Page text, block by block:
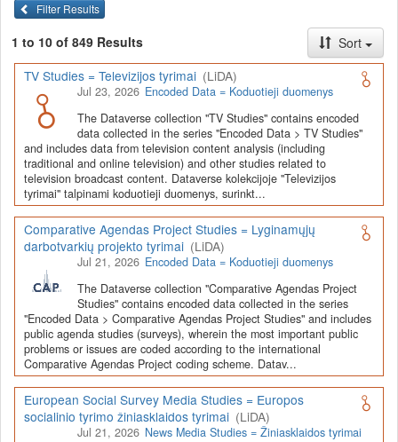
infrastruktūra, suteikianti prieigą prie daugiau nei 600 duomenų ir
tyrimų išteklių. Visi duomenų ir tyrimų ištekliai yra dokumentuoti
lietuvių ir anglų kalbomis pagal tarptautinius standartus. LiDA
įsikūręsKauno technologijos universiteto Duomenų analizės
ir archyvavimo (DAtA) centre( data.ktu.edu
Prieigai prie išteklių naudojama ši
visi ištekliai prieinami, nes 2020-2029 m. vykdomas perkėlimo iš
senosios infrastruktūros projektas). LiDA kuruoja įvairių tipų
išteklius ir jie publikuojami atskiruose kataloguose pagal tipą:
Apklausų duomenys ,Interviu duomenys,Agreguotieji duomenys
(įskaitant Istorinę statistiką),Tekstiniai duomenys
duomenys(įskaitant Žiniasklaidos tyrimus). Taip pat LiDA
talpinami didelių nacionalinių projektų duomenys (Didelių projektų
duomenys) ir Lietuvos aukštojo mokslo ir studijų bei Lietuvos
valstybės institucijų deponuoti socialinių ir humanitarinių mokslų
duomenų rinkiniai (Kitų institucijų duomenys). Norintiemsišmokti
šia talpykla, surasti ir parsisiųsti duomenis, siūlome
susipažinti suLiDA Dataverse talpyklos naudotojo vadovu.
Depozitoriai, kurie norėtų deponuoti savo duomenis į LiDA
Dataverse talpyklą, turėtų susipažinti su informacija
puslapyje.
Filter Results
1 to 10 of 849 Results
Sort
TV Studies = Televizijos tyrimai (LiDA)
Jul 23, 2026 Encoded Data = Koduotieji duomenys
The Dataverse collection "TV Studies" contains encoded
data collected in the series "Encoded Data > TV Studies"
and includes data from television content analysis (including
traditional and online television) and other studies related to
television broadcast content. Dataverse kolekcijoje "Televizijos
tyrimai" talpinami koduotieji duomenys, surinkt...
Comparative Agendas Project Studies = Lyginamųjų
darbotvarkių projekto tyrimai (LiDA)
Jul 21, 2026 Encoded Data = Koduotieji duomenys
The Dataverse collection "Comparative Agendas Project
Studies" contains encoded data collected in the series
"Encoded Data > Comparative Agendas Project Studies" and includes
public agenda studies (surveys), wherein the most important public
problems or issues are coded according to the international
Comparative Agendas Project coding scheme. Datav...
European Social Survey Media Studies = Europos
socialinio tyrimo žiniasklaidos tyrimai (LiDA)
Jul 21, 2026 News Media Studies = Žiniasklaidos tyrimai